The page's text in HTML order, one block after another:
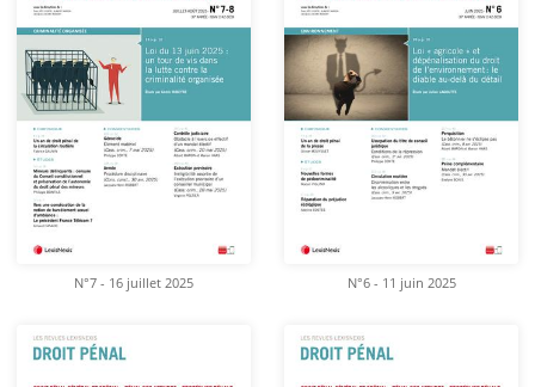
N°7 - 16 juillet 2025 N°6 - 11 juin 2025